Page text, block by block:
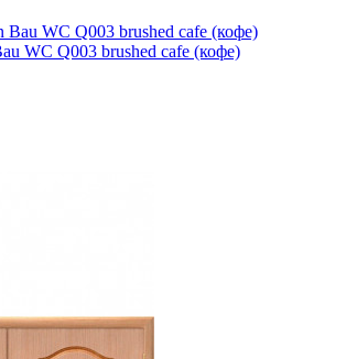
WC Q003 brushed cafe (кофе)